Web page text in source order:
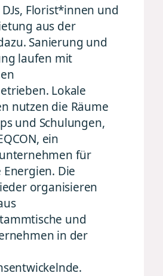
Florist*innen und
aus der
Sanierung und
laufen mit
Lokale
nutzen die Räume
und Schulungen,
ein
für
Die
organisieren
und
in der